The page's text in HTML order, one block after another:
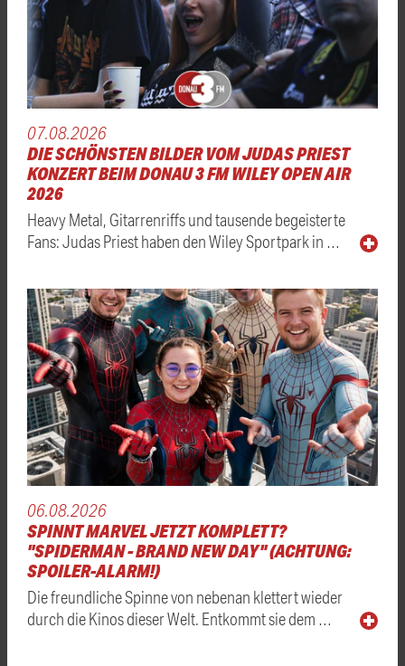
07.08.2026
DIE SCHÖNSTEN BILDER VOM JUDAS PRIEST
KONZERT BEIM DONAU 3 FM WILEY OPEN AIR
2026
Heavy Metal, Gitarrenriffs und tausende begeisterte
Fans: Judas Priest haben den Wiley Sportpark in …
06.08.2026
SPINNT MARVEL JETZT KOMPLETT?
"SPIDERMAN - BRAND NEW DAY" (ACHTUNG:
SPOILER-ALARM!)
Die freundliche Spinne von nebenan klettert wieder
durch die Kinos dieser Welt. Entkommt sie dem …